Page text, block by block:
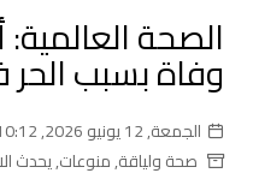
وفاة بسبب الحر في
الجمعة, 12 يونيو 2026, 10:12
صحة ولياقة,منوعات,يحدث